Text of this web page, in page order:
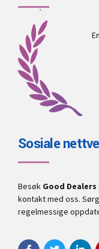
Sosiale
Besøk Good Dealers
kontakt med oss.
regelmessige